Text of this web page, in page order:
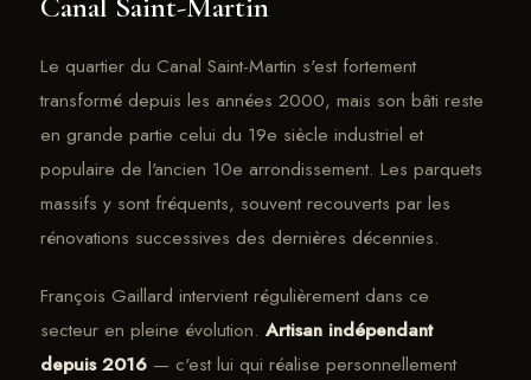
Le quartier du Canal Saint-Martin s'est fortement
transformé depuis les années 2000, mais son bâti reste
en grande partie celui du 19e siècle industriel et
populaire de l'ancien 10e arrondissement. Les parquets
massifs y sont fréquents, souvent recouverts par les
rénovations successives des dernières décennies.
François Gaillard intervient régulièrement dans ce
secteur en pleine évolution. Artisan indépendant
depuis 2016 — c'est lui qui réalise personnellement